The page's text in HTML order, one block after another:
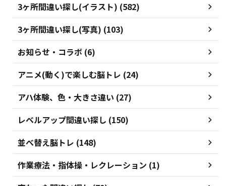
3ヶ所間違い探し(イラスト) (582)
3ヶ所間違い探し(写真) (103)
お知らせ・コラボ (6)
アニメ(動く)で楽しむ脳トレ (24)
アハ体験、色・大きさ違い (27)
レベルアップ間違い探し (150)
並べ替え脳トレ (148)
作業療法・指体操・レクレーション (1)